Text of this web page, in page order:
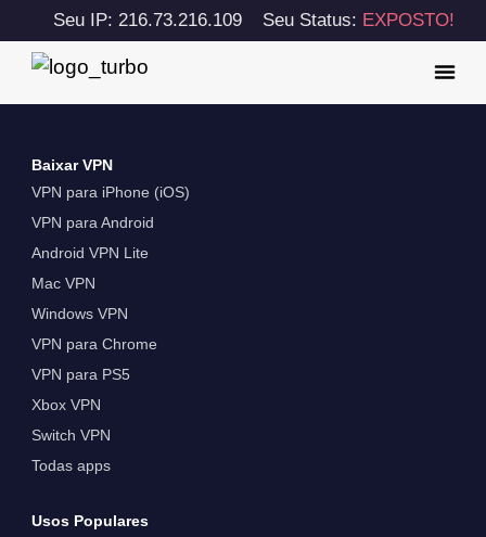
Seu IP: 216.73.216.109 Seu Status: EXPOSTO!
Baixar VPN
VPN para iPhone (iOS)
VPN para Android
Android VPN Lite
Mac VPN
Windows VPN
VPN para Chrome
VPN para PS5
Xbox VPN
Switch VPN
Todas apps
Usos Populares